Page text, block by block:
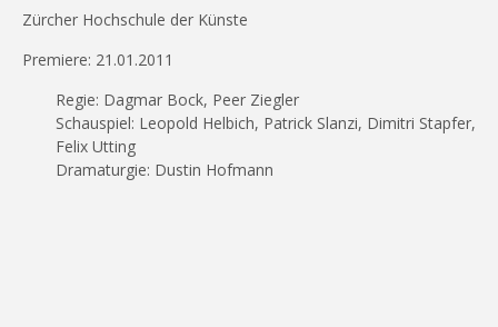
Zürcher Hochschule der Künste
Premiere: 21.01.2011
Regie: Dagmar Bock, Peer Ziegler
Schauspiel: Leopold Helbich, Patrick Slanzi, Dimitri Stapfer,
Felix Utting
Dramaturgie: Dustin Hofmann